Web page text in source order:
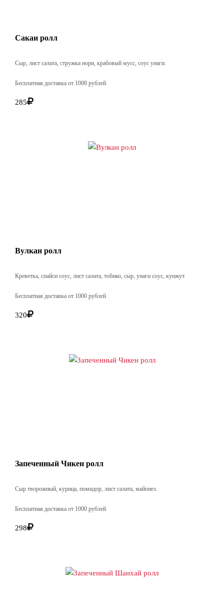
Сакаи ролл
Сыр, лист салата, стружка нори, крабовый мусс, соус унаги.
Бесплатная доставка от 1000 рублей
285
Вулкан ролл
Креветка, спайси соус, лист салата, тобико, сыр, унаги соус, кунжут.
Бесплатная доставка от 1000 рублей
320
Запеченный Чикен ролл
Сыр творожный, курица, помидор, лист салата, майонез.
Бесплатная доставка от 1000 рублей
298